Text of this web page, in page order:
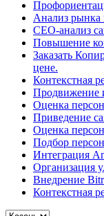
Анализ рынка
СЕО-анализ
Повышение
Заказать
цене.
Контекстная
Продвижение
Оценка
Приведение
Оценка
Подбор
Интеграция
Организация
Внедрение
Контекстная